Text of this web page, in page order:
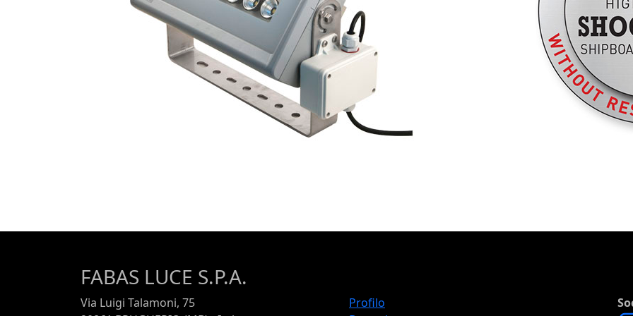
FABAS LUCE S.P.A.
Via Luigi Talamoni, 75
Profilo